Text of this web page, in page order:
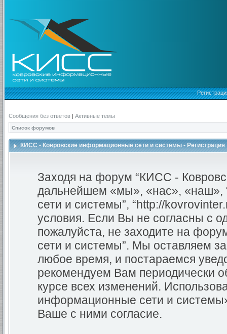
Сообщения без ответов | Активные темы
Список форумов
КИСС - Ковровские информационные сети и системы - Регистрация
Заходя на форум “КИСС -
дальнейшем «мы», «нас»,
сети и системы”, “http://
условия. Если Вы не согласны с
пожалуйста, не заходите на
сети и системы”. Мы оставляем
любое время, и постараемся
рекомендуем Вам периодически
курсе всех изменений.
информационные сети и
Ваше с ними согласие.